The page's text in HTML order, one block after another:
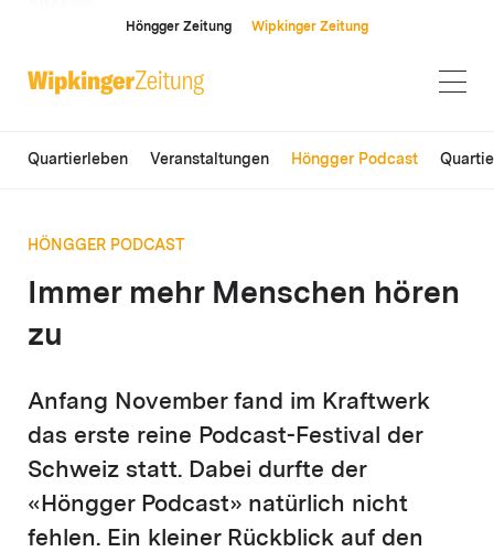
Höngger Zeitung Wipkinger Zeitung
Quartierleben Veranstaltungen Höngger Podcast
HÖNGGER PODCAST
Immer mehr Menschen hören
zu
Anfang November fand im Kraftwerk
das erste reine Podcast-Festival der
Schweiz statt. Dabei durfte der
«Höngger Podcast» natürlich nicht
fehlen. Ein kleiner Rückblick auf den